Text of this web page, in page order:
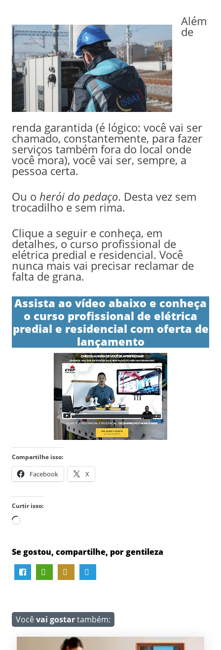
Além
de
renda garantida (é lógico: você vai ser
chamado, constantemente, para fazer
serviços também fora do local onde
você mora), você vai ser, sempre, a
pessoa certa.
Ou o herói do pedaço. Desta vez sem
trocadilho e sem rima.
Clique a seguir e conheça, em
detalhes, o curso profissional de
elétrica predial e residencial. Você
nunca mais vai precisar reclamar de
falta de grana.
Assista ao vídeo abaixo e conheça
o curso profissional de elétrica
predial e residencial com oferta de
lançamento
Compartilhe isso:
Facebook X
Curtir isso:
Carregando...
Se gostou, compartilhe, por gentileza
Você vai gostartambém: